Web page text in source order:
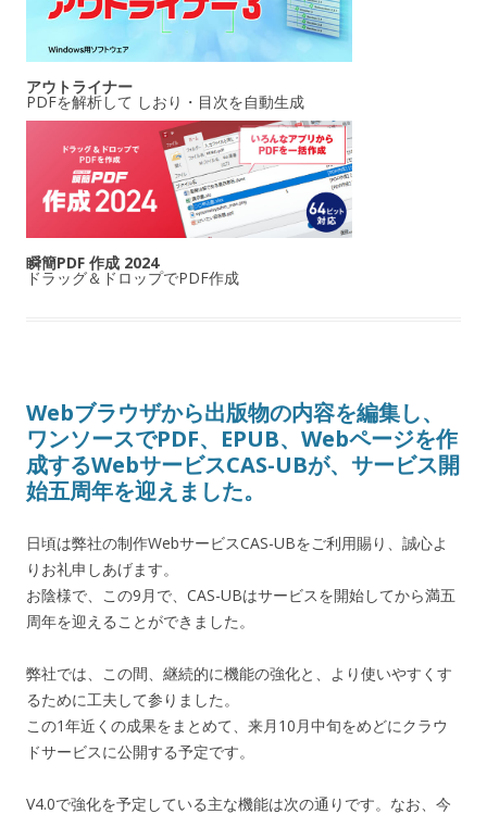
アウトライナー
PDFを解析して しおり・目次を自動生成
瞬簡PDF 作成 2024
ドラッグ＆ドロップでPDF作成
Webブラウザから出版物の内容を編集し、
ワンソースでPDF、EPUB、Webページを作
成するWebサービスCAS-UBが、サービス開
始五周年を迎えました。
日頃は弊社の制作WebサービスCAS-UBをご利用賜り、誠心よ
りお礼申しあげます。
お陰様で、この9月で、CAS-UBはサービスを開始してから満五
周年を迎えることができました。
弊社では、この間、継続的に機能の強化と、より使いやすくす
るために工夫して参りました。
この1年近くの成果をまとめて、来月10月中旬をめどにクラウ
ドサービスに公開する予定です。
V4.0で強化を予定している主な機能は次の通りです。なお、今